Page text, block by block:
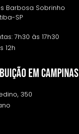
Barbosa Sobrinho
SP
7h30 às 17h30
12h
em campinas
350